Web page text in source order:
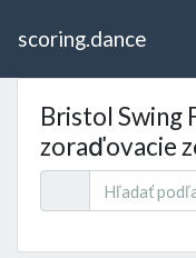
scoring.dance
Bristol Swing
zoraďovacie